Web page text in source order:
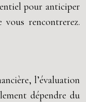
pour anticiper
rencontrerez.
l’évaluation
dépendre du